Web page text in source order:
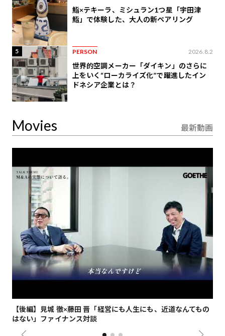
鮨×テキーラ、ミシュラン1つ星「宇田津
鮨」で体験した、大人の新ペアリング
5 PERSON 2026.8.2
世界的空調メーカー「ダイキン」のさらに
上をいく“ローカライズ化”で躍進したイン
ドネシア企業とは？
Movies 最新動画
【後編】見城 徹×藤田 晋「経営にも人生にも、近道なんてもの
はない」ファイナンス対談